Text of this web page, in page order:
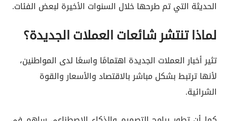
الحديثة التي تم طرحها خلال السنوات الأخيرة لبعض الفئات.
لماذا تنتشر شائعات العملات الجديدة؟
تثير أخبار العملات الجديدة اهتمامًا واسعًا لدى المواطنين،
لأنها ترتبط بشكل مباشر بالاقتصاد والأسعار والقوة
الشرائية.